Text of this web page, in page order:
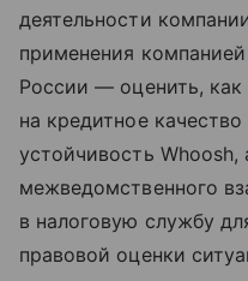
деятельности
применения
России — оценить, как
на кредитное
устойчивость
межведомственного
в налоговую службу
правовой оценки